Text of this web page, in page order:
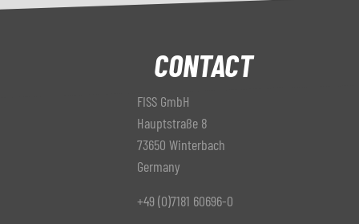
CONTACT
FISS GmbH
Hauptstraße 8
73650 Winterbach
Germany
+49 (0)7181 60696-0